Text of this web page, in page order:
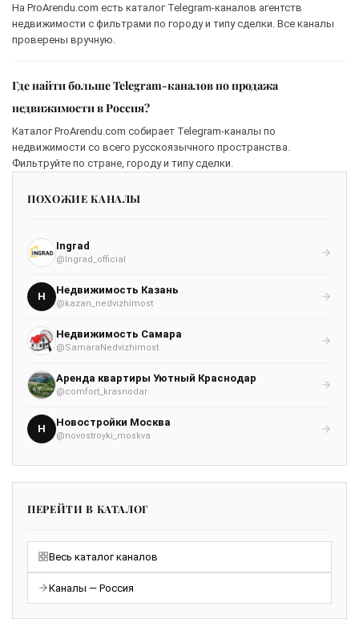
На ProArendu.com есть каталог Telegram-каналов агентств
недвижимости с фильтрами по городу и типу сделки. Все каналы
проверены вручную.
Где найти больше Telegram-каналов по продажа
недвижимости в Россия?
Каталог ProArendu.com собирает Telegram-каналы по
недвижимости со всего русскоязычного пространства.
Фильтруйте по стране, городу и типу сделки.
ПОХОЖИЕ КАНАЛЫ
Ingrad
@Ingrad_official
Н
Недвижимость Казань
@kazan_nedvizhimost
Недвижимость Самара
@SamaraNedvizhimost
Аренда квартиры Уютный Краснодар
@comfort_krasnodar
Н
Новостройки Москва
@novostroyki_moskva
ПЕРЕЙТИ В КАТАЛОГ
Весь каталог каналов
Каналы — Россия